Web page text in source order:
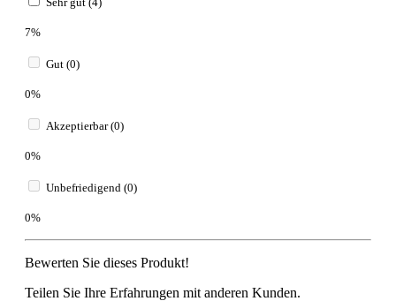
7%
Gut (0)
0%
Akzeptierbar (0)
0%
Unbefriedigend (0)
0%
Bewerten Sie dieses Produkt!
Teilen Sie Ihre Erfahrungen mit anderen Kunden.